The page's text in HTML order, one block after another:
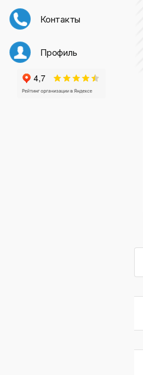
Контакты
Профиль